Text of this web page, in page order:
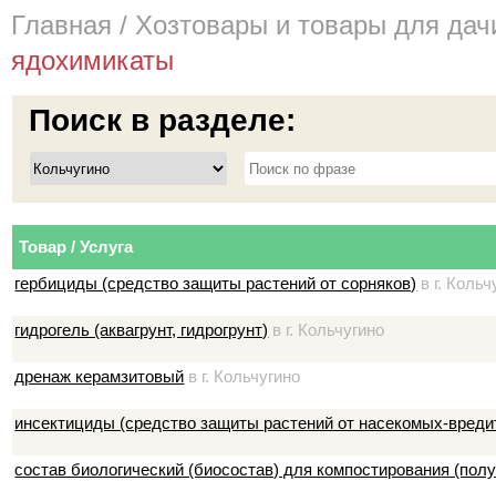
Главная / Хозтовары и товары для
ядохимикаты
Поиск в разделе:
Товар / Услуга
гербициды (средство защиты растений от сорняков) в г.
гидрогель (аквагрунт, гидрогрунт) в г. Кольчугино
дренаж керамзитовый в г. Кольчугино
инсектициды (средство защиты растений от насекомых-
состав биологический (биосостав) для компостирования